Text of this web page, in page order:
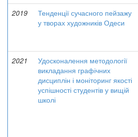
2019
Тенденції сучасного пейзажу
у творах художників Одеси
2021
Удосконалення методології
викладання графічних
дисциплін і моніторинг якості
успішності студентів у вищій
школі